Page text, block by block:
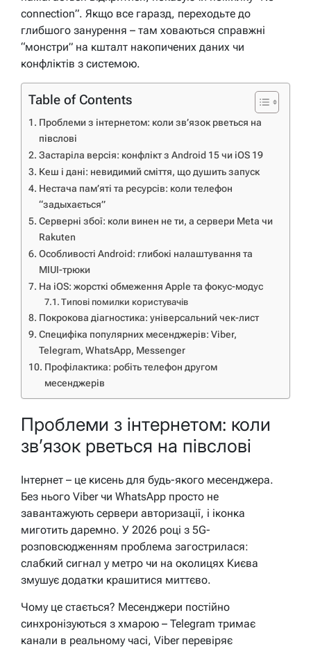
connection”. Якщо все гаразд, переходьте до
глибшого занурення – там ховаються справжні
“монстри” на кшталт накопичених даних чи
конфліктів з системою.
Table of Contents
Проблеми з інтернетом: коли зв’язок рветься на
півслові
Застаріла версія: конфлікт з Android 15 чи iOS 19
Кеш і дані: невидимий сміття, що душить запуск
Нестача пам’яті та ресурсів: коли телефон
“задыхається”
Серверні збої: коли винен не ти, а сервери Meta чи
Rakuten
Особливості Android: глибокі налаштування та
MIUI-трюки
На iOS: жорсткі обмеження Apple та фокус-модус
Типові помилки користувачів
Покрокова діагностика: універсальний чек-лист
Специфіка популярних месенджерів: Viber,
Telegram, WhatsApp, Messenger
Профілактика: робіть телефон другом
месенджерів
Проблеми з інтернетом: коли
зв’язок рветься на півслові
Інтернет – це кисень для будь-якого месенджера.
Без нього Viber чи WhatsApp просто не
завантажують сервери авторизації, і іконка
миготить даремно. У 2026 році з 5G-
розповсюдженням проблема загострилася:
слабкий сигнал у метро чи на околицях Києва
змушує додатки крашитися миттєво.
Чому це стається? Месенджери постійно
синхронізуються з хмарою – Telegram тримає
канали в реальному часі, Viber перевіряє